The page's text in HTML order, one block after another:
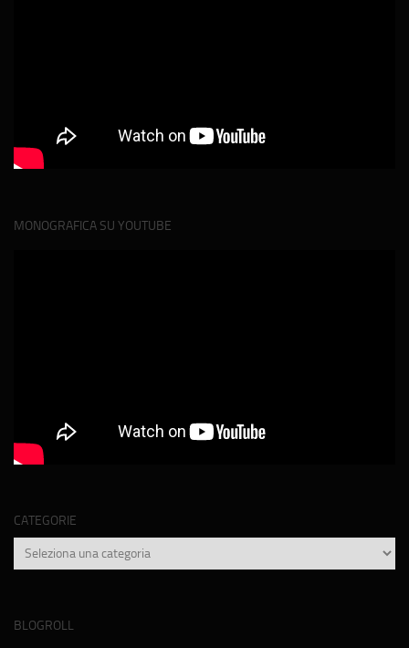
MONOGRAFICA SU YOUTUBE
CATEGORIE
Categorie
BLOGROLL